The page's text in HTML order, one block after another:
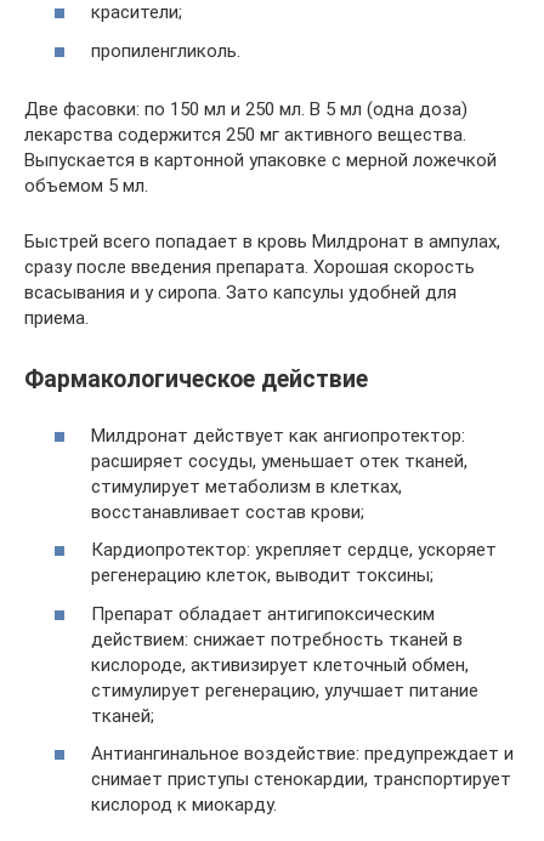
красители;
пропиленгликоль.
Две фасовки: по 150 мл и 250 мл. В 5 мл (одна доза)
лекарства содержится 250 мг активного вещества.
Выпускается в картонной упаковке с мерной ложечкой
объемом 5 мл.
Быстрей всего попадает в кровь Милдронат в ампулах,
сразу после введения препарата. Хорошая скорость
всасывания и у сиропа. Зато капсулы удобней для
приема.
Фармакологическое действие
Милдронат действует как ангиопротектор:
расширяет сосуды, уменьшает отек тканей,
стимулирует метаболизм в клетках,
восстанавливает состав крови;
Кардиопротектор: укрепляет сердце, ускоряет
регенерацию клеток, выводит токсины;
Препарат обладает антигипоксическим
действием: снижает потребность тканей в
кислороде, активизирует клеточный обмен,
стимулирует регенерацию, улучшает питание
тканей;
Антиангинальное воздействие: предупреждает и
снимает приступы стенокардии, транспортирует
кислород к миокарду.